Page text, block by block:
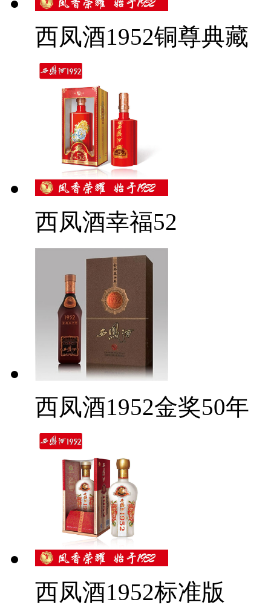
西凤酒1952铜尊典藏
西凤酒幸福52
西凤酒1952金奖50年
西凤酒1952标准版